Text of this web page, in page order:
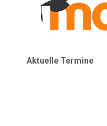
Aktuelle Termine